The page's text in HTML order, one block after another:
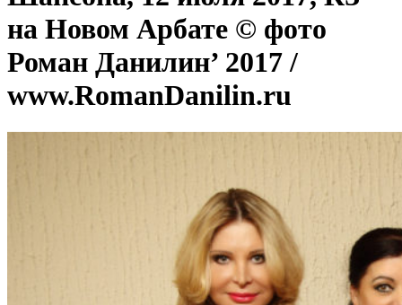
на Новом Арбате © фото
Роман Данилин’ 2017 /
www.RomanDanilin.ru